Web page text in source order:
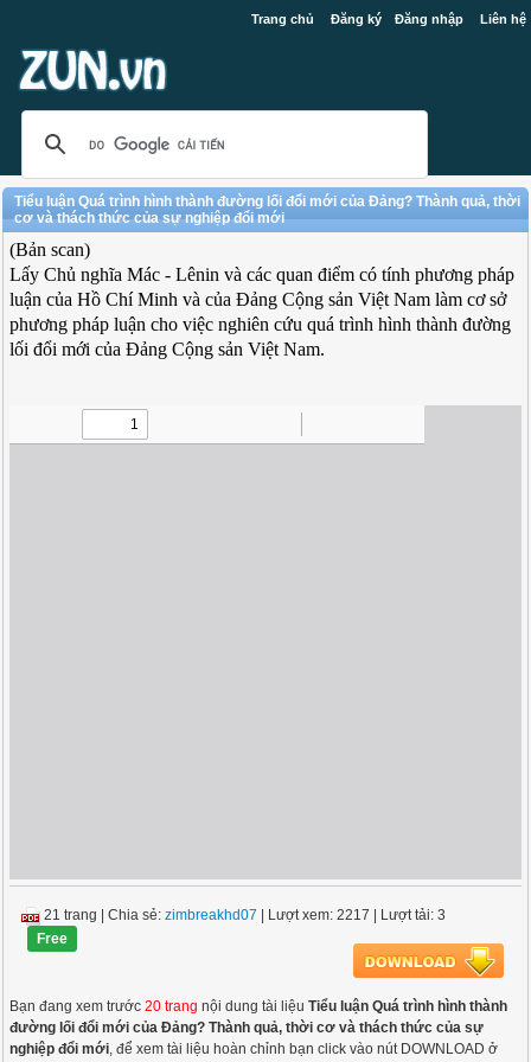
Trang chủ Đăng ký Đăng nhập Liên hệ
Tiểu luận Quá trình hình thành đường lối đổi mới của Đảng? Thành quả, thời
cơ và thách thức của sự nghiệp đổi mới
(Bản scan)
Lấy Chủ nghĩa Mác - Lênin và các quan điểm có tính phương pháp
luận của Hồ Chí Minh và của Đảng Cộng sản Việt Nam làm cơ sở
phương pháp luận cho việc nghiên cứu quá trình hình thành đường
lối đổi mới của Đảng Cộng sản Việt Nam.
21 trang |Chia sẻ:zimbreakhd07 | Lượt xem: 2217 | Lượt tải: 3
Free
Bạn đang xem trước20 trang nội dung tài liệuTiểu luận Quá trình hình thành
đường lối đổi mới của Đảng? Thành quả, thời cơ và thách thức của sự
nghiệp đổi mới, để xem tài liệu hoàn chỉnh bạn click vào nút DOWNLOAD ở